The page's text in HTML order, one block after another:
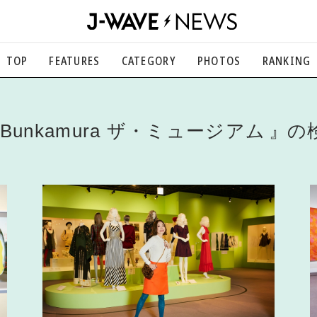
TOP FEATURES CATEGORY
映画、芸能、舞台、スポーツなど
ライフスタイル
食、健康、美容…暮らし豊かに
社会
国内、海外の気になるトピック
PHOTOS RANKING
Bunkamura ザ・ミュージアム の